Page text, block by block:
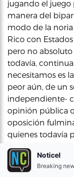
jugando el
manera del
modo de la
Rico con
pero no
todavía,
necesitamos es
peor aún, de un
independiente-
opinión pública
oposición
quienes todavía
‘líder único’ que
un país tan
Noticel